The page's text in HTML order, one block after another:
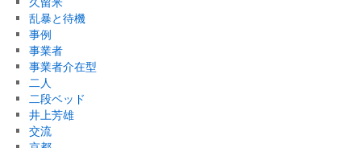
乱暴と待機
事例
事業者
事業者介在型
二人
二段ベッド
井上芳雄
交流